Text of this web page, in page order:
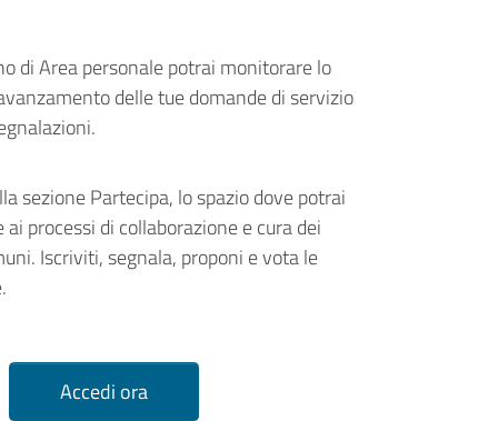
di Area personale potrai monitorare lo
delle tue domande di servizio
sezione Partecipa, lo spazio dove potrai
ai processi di collaborazione e cura dei
Iscriviti, segnala, proponi e vota le
Accedi ora